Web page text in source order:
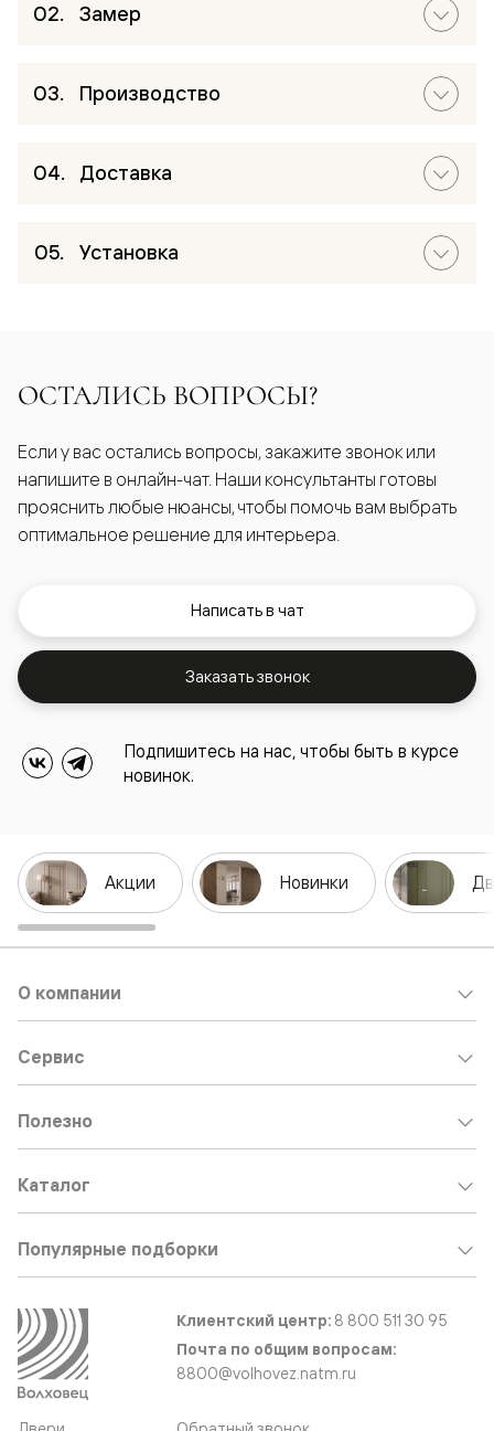
Замер
Производство
Доставка
Установка
ОСТАЛИСЬ ВОПРОСЫ?
Если у вас остались вопросы, закажите звонок или
напишите в онлайн-чат. Наши консультанты готовы
прояснить любые нюансы, чтобы помочь вам выбрать
оптимальное решение для интерьера.
Написать в чат
Заказать звонок
Подпишитесь на нас, чтобы быть в курсе
новинок.
Акции Новинки
О компании
Сервис
Полезно
Каталог
Популярные подборки
Клиентский центр: 8 800 511 30 95
Почта по общим вопросам:
8800@volhovez.natm.ru